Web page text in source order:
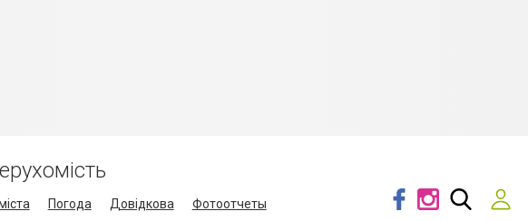
Погода Довідкова
Фотоотчеты